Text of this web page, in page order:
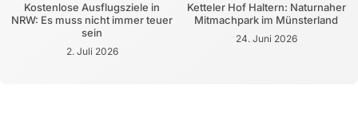
Kostenlose Ausflugsziele in
NRW: Es muss nicht immer teuer
sein
2. Juli 2026
Ketteler Hof Haltern: Naturnaher
Mitmachpark im Münsterland
24. Juni 2026